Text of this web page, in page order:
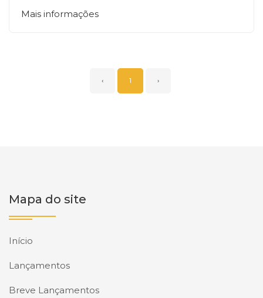
Mais informações
‹ 1 ›
Mapa do site
Início
Lançamentos
Breve Lançamentos